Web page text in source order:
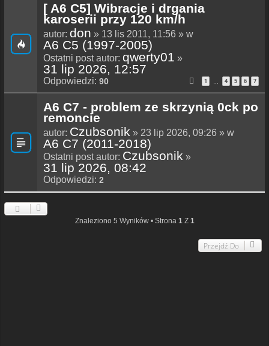
[ A6 C5] Wibracje i drgania
karoserii przy 120 km/h
autor: don » 13 lis 2011, 11:56 » w
A6 C5 (1997-2005)
Ostatni post autor: qwerty01 »
31 lip 2026, 12:57
Odpowiedzi: 90 1 … 4 5 6 7
A6 C7 - problem ze skrzynią 0ck po
remoncie
autor: Czubsonik » 23 lip 2026, 09:26 » w
A6 C7 (2011-2018)
Ostatni post autor: Czubsonik »
31 lip 2026, 08:42
Odpowiedzi: 2
Znaleziono 5 Wyników • Strona 1 Z 1
Przejdź Do